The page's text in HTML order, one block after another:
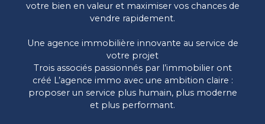
votre bien en valeur et maximiser vos chances de
vendre rapidement.
Une agence immobilière innovante au service de
votre projet
Trois associés passionnés par l’immobilier ont
créé L’agence immo avec une ambition claire :
proposer un service plus humain, plus moderne
et plus performant.